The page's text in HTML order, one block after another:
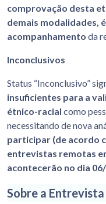
comprovação desta
demais modalidades,
acompanhamento da
Inconclusivos
Status “Inconclusivo”
insuficientes para a
étnico-racial como
necessitando de nova
participar (de acordo
entrevistas remotas
acontecerão no dia
Sobre a